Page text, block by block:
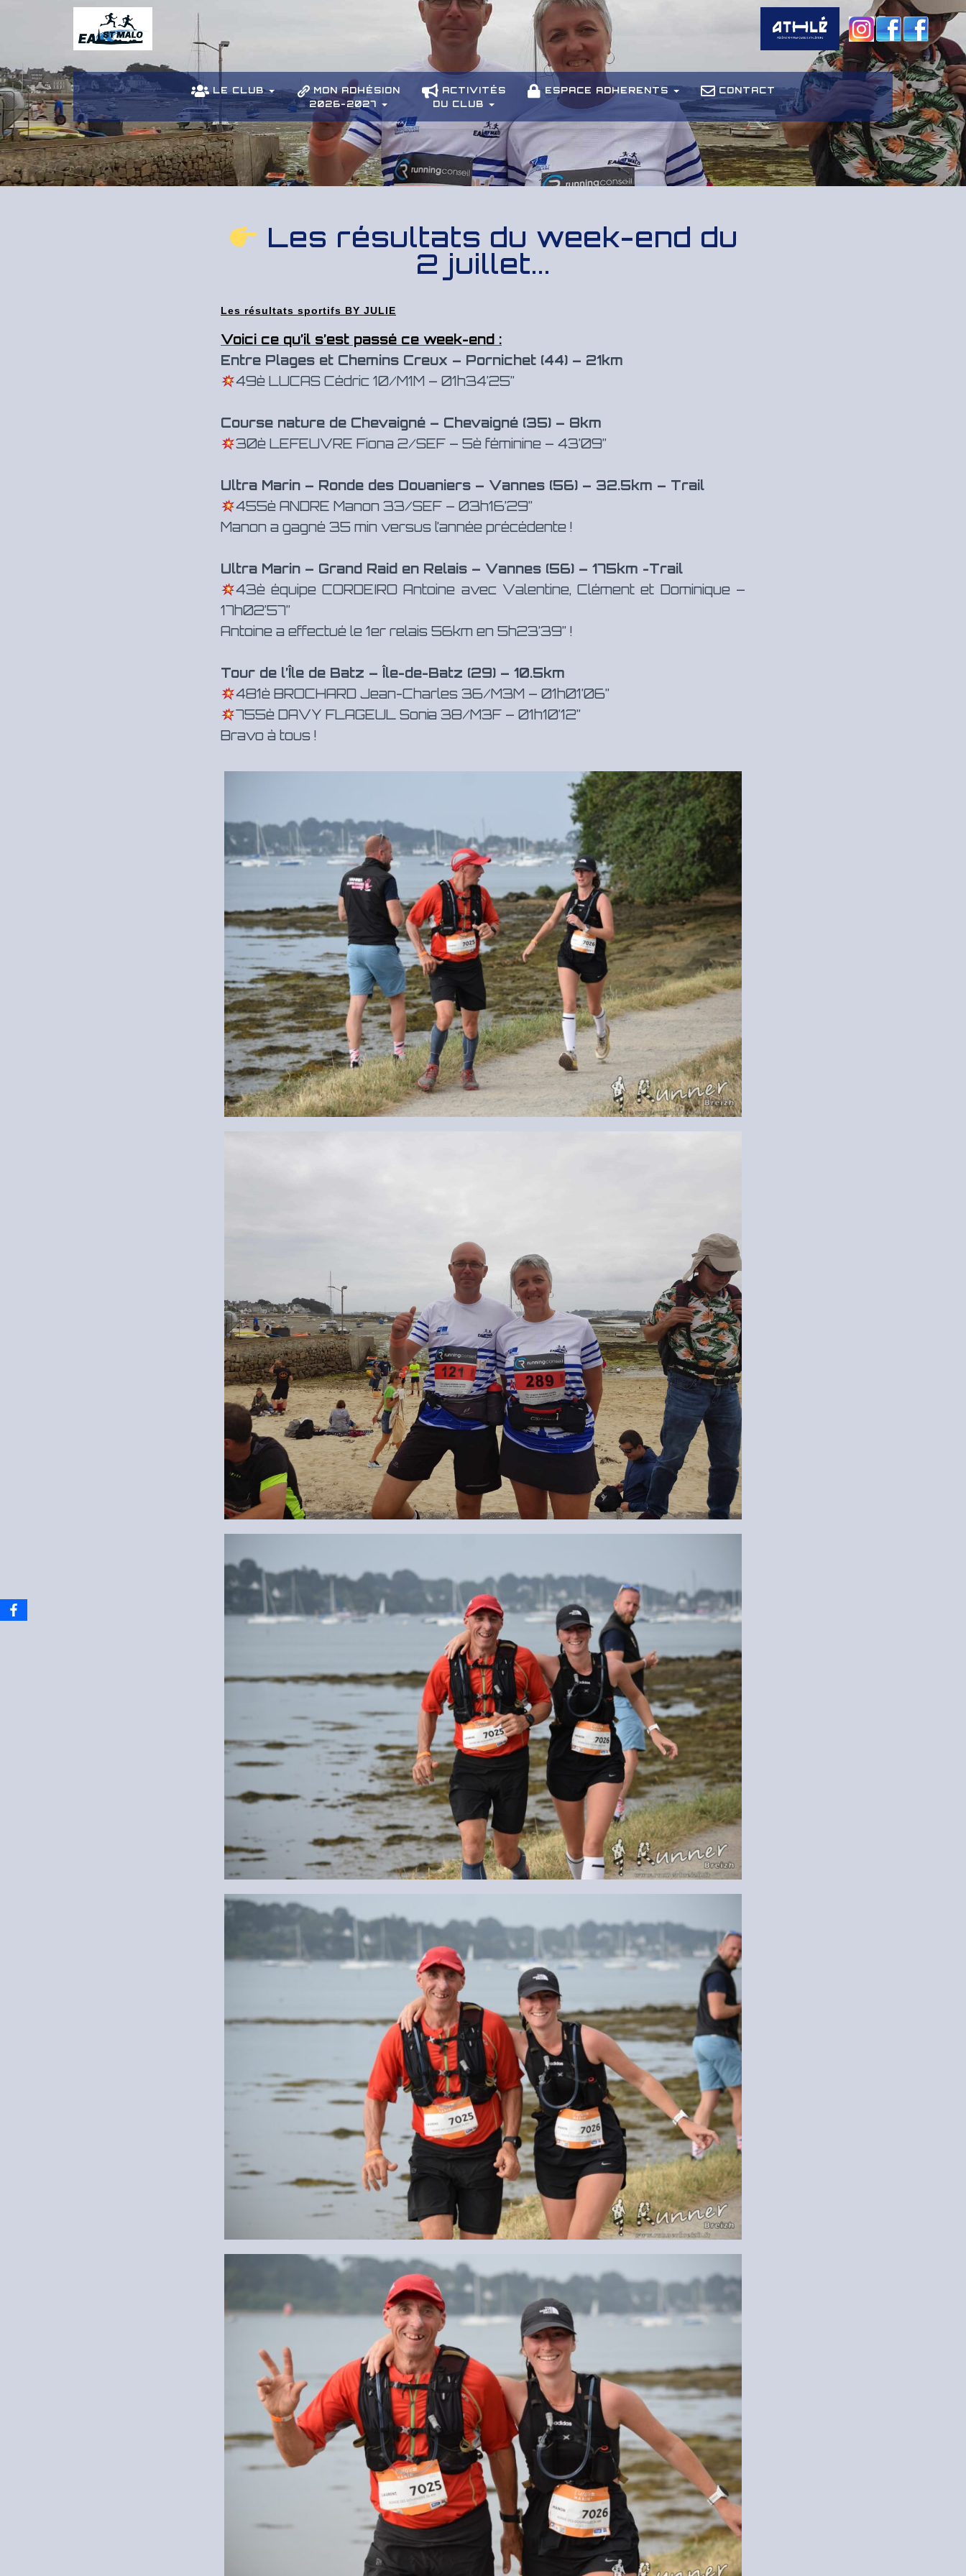
LE CLUB
MON ADHÉSION
2026-2027
ACTIVITÉS
DU CLUB
ESPACE ADHERENTS CONTACT
Les résultats du week-end du
2 juillet...
Les résultats sportifs BY JULIE
Voici ce qu’il s’est passé ce week-end :
Entre Plages et Chemins Creux – Pornichet (44) – 21km
49è LUCAS Cédric 10/M1M – 01h34’25”
Course nature de Chevaigné – Chevaigné (35) – 8km
30è LEFEUVRE Fiona 2/SEF – 5è féminine – 43’09”
Ultra Marin – Ronde des Douaniers – Vannes (56) – 32.5km – Trail
455è ANDRE Manon 33/SEF – 03h16’29”
Manon a gagné 35 min versus l’année précédente !
Ultra Marin – Grand Raid en Relais – Vannes (56) – 175km -Trail
43è équipe CORDEIRO Antoine avec Valentine, Clément et Dominique –
17h02’57”
Antoine a effectué le 1er relais 56km en 5h23’39” !
Tour de l’Île de Batz – Île-de-Batz (29) – 10.5km
481è BROCHARD Jean-Charles 36/M3M – 01h01’06”
755è DAVY FLAGEUL Sonia 38/M3F – 01h10’12”
Bravo à tous !